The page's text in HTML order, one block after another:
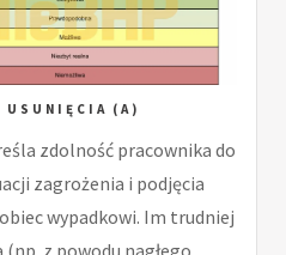
USUNIĘCIA (A)
zdolność pracownika do
zagrożenia i podjęcia
wypadkowi. Im trudniej